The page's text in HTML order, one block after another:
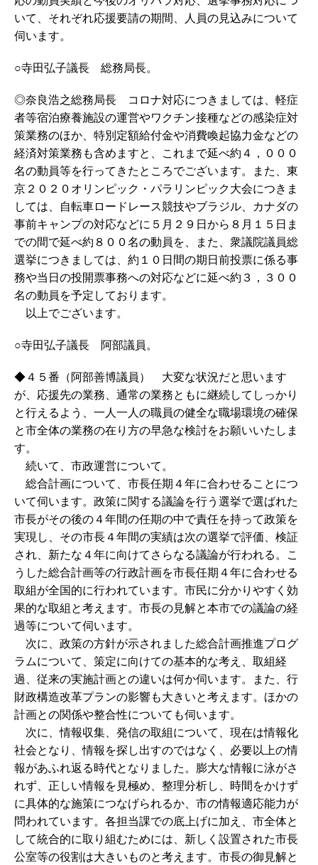
いて、それぞれ応援要請の期間、人員の見込みについて
伺います。
○寺田弘子議長 総務局長。
◎奈良浩之総務局長 コロナ対応につきましては、軽症
者等宿泊療養施設の運営やワクチン接種などの感染症対
策業務のほか、特別定額給付金や消費喚起協力金などの
経済対策業務も含めますと、これまで延べ約４，０００
名の動員等を行ってきたところでございます。また、東
京２０２０オリンピック・パラリンピック大会につきま
しては、自転車ロードレース競技やブラジル、カナダの
事前キャンプの対応などに５月２９日から８月１５日ま
での間で延べ約８００名の動員を、また、衆議院議員総
選挙につきましては、約１０日間の期日前投票に係る事
務や当日の投開票事務への対応などに延べ約３，３００
名の動員を予定しております。
以上でございます。
○寺田弘子議長 阿部議員。
◆４５番（阿部善博議員） 大変な状況だと思います
が、応援先の業務、通常の業務ともに継続してしっかり
と行えるよう、一人一人の職員の健全な職場環境の確保
と市全体の業務の在り方の早急な検討をお願いいたしま
す。
続いて、市政運営について。
総合計画について、市長任期４年に合わせることにつ
いて伺います。政策に関する議論を行う選挙で選ばれた
市長がその後の４年間の任期の中で責任を持って政策を
実現し、その市長４年間の実績は次の選挙で評価、検証
され、新たな４年に向けてさらなる議論が行われる。こ
うした総合計画等の行政計画を市長任期４年に合わせる
取組が全国的に行われています。市民に分かりやすく効
果的な取組と考えます。市長の見解と本市での議論の経
過等について伺います。
次に、政策の方針が示されました総合計画推進プログ
ラムについて、策定に向けての基本的な考え、取組経
過、従来の実施計画との違いは何か伺います。また、行
財政構造改革プランの影響も大きいと考えます。ほかの
計画との関係や整合性についても伺います。
次に、情報収集、発信の取組について、現在は情報化
社会となり、情報を探し出すのではなく、必要以上の情
報があふれ返る時代となりました。膨大な情報に泳がさ
れず、正しい情報を見極め、整理分析し、時間をかけず
に具体的な施策につなげられるか、市の情報適応能力が
問われています。各担当課での底上げに加え、市全体と
して統合的に取り組むためには、新しく設置された市長
公室等の役割は大きいものと考えます。市長の御見解と